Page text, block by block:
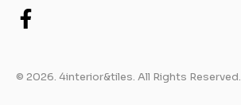
© 2026. 4interior&tiles. All Rights Reserved.